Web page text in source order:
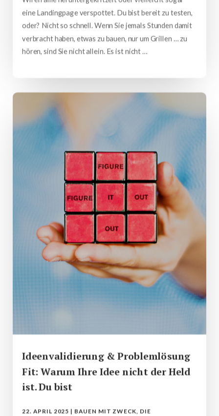
eine Landingpage verspottet. Du bist bereit zu testen,
oder? Nicht so schnell. Wenn Sie jemals Stunden damit
verbracht haben, etwas zu bauen, nur um Grillen … zu
hören, sind Sie nicht allein. Es ist nicht …
Ideenvalidierung & Problemlösung
Fit: Warum Ihre Idee nicht der Held
ist. Du bist
22. APRIL 2025 | BAUEN MIT ZWECK
DIE